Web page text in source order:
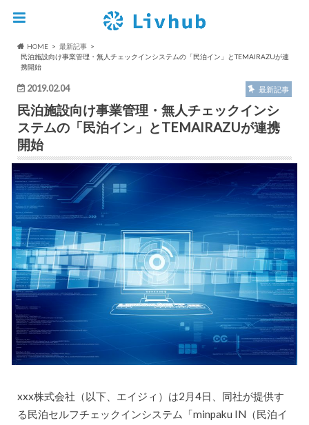
HOME
最新記事
民泊施設向け事業管理・無人チェックインシステムの「民泊イン」とTEMAIRAZUが連
携開始
2019.02.04 最新記事
民泊施設向け事業管理・無人チェックインシ
ステムの「民泊イン」とTEMAIRAZUが連携
開始
xxx株式会社（以下、エイジィ）は2月4日、同社が提供す
る民泊セルフチェックインシステム「minpaku IN（民泊イ